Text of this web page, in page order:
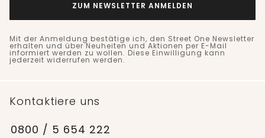
ZUM NEWSLETTER ANMELDEN
Mit der Anmeldung bestätige ich, den Street One Newsletter
erhalten und über Neuheiten und Aktionen per E-Mail
informiert werden zu wollen. Diese Einwilligung kann
jederzeit widerrufen werden.
Kontaktiere uns
0800 / 5 654 222